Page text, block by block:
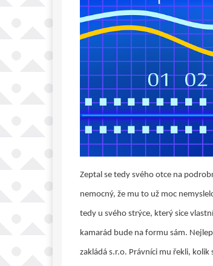
Zeptal se tedy svého otce na
nemocný, že mu to už moc
tedy u svého strýce, který sice
kamarád bude na formu sám.
zakládá s.r.o. Právníci mu řekli,